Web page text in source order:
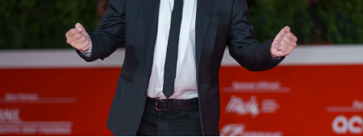
NEWSLETTER
I MIEI PREFERITI